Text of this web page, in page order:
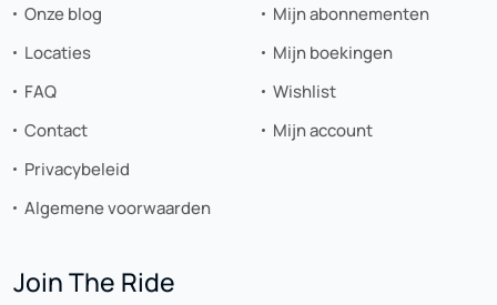
Onze blog
Locaties
FAQ
Contact
Privacybeleid
Algemene voorwaarden
Mijn abonnementen
Mijn boekingen
Wishlist
Mijn account
Join The Ride